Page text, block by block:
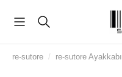
re-sutore / re-sutore Ayakkabı